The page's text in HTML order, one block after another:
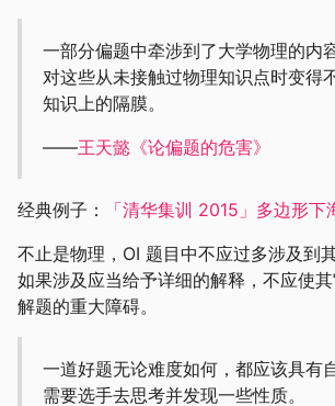
一部分偏题中牵涉到了大学物理的内
对这些从未接触过物理知识点时变得
知识上的隔膜。
——王天懿《论偏题的危害》
经典例子：
「清华集训 2015」多边形下
不止是物理，OI 题目中不应过多涉及到
如果涉及应当给予详细的解释，不应使
解题的重大障碍。
一道好题无论难度如何，都应该具有
需要选手去思考并发现一些性质。